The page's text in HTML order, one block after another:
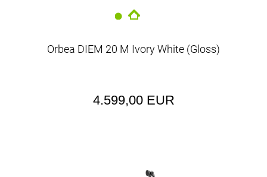
Orbea DIEM 20 M Ivory White (Gloss)
4.599,00 EUR